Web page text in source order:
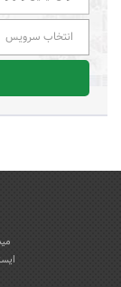
انتخاب سرویس